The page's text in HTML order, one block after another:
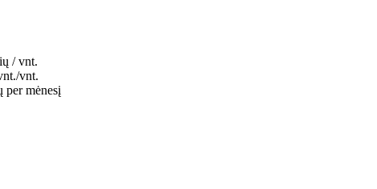
/ vnt.
vnt.
per mėnesį